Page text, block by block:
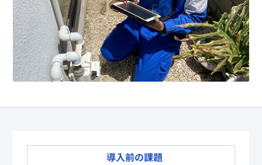
セキュアブラ
ウザ
軽微な業務に最適なPC向け
セキュアブラウザ
導入前の課題